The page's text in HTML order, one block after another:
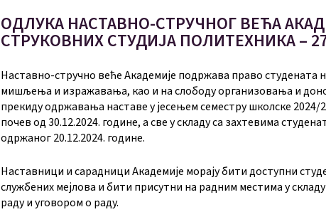
ОДЛУКА НАСТАВНО-СТРУЧНОГ ВЕЋА
СТРУКОВНИХ СТУДИЈА ПОЛИТЕХНИКА –
Наставно-стручно веће Академије подржава право студената
мишљења и изражавања, као и на слободу организовања и
прекиду одржавања наставе у јесењем семестру школске 2024/
почев од 30.12.2024. године, а све у складу са захтевима
одржаног 20.12.2024. године.
Наставници и сарадници Академије морају бити доступни
службених мејлова и бити присутни на радним местима у
раду и уговором о раду.